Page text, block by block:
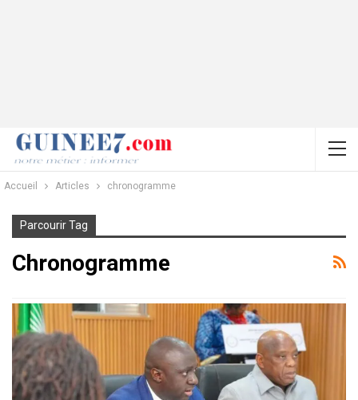
Accueil Articles chronogramme
Parcourir Tag
Chronogramme